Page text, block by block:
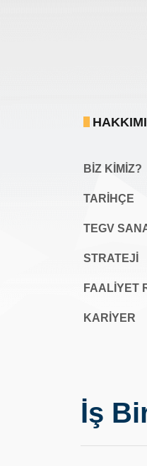
BİZ KİMİZ?
TARİHÇE
TEGV
STRATEJİ
FAALİYET
KARIYER
İş